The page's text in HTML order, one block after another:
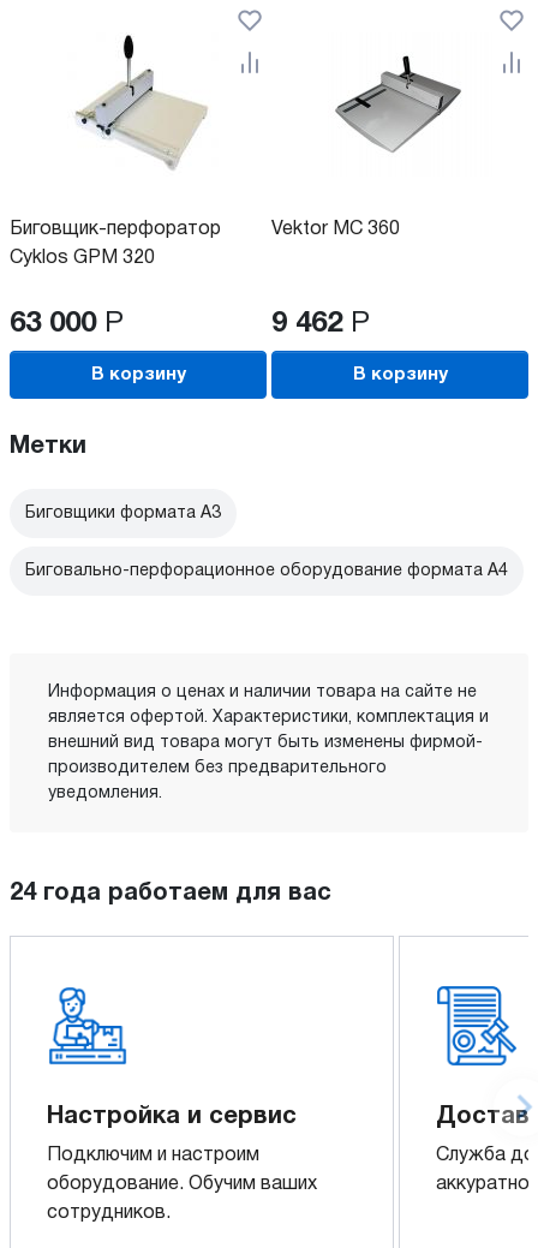
Биговщик-перфоратор
Cyklos GPM 320
63 000 Р
В корзину
Vektor MC 360
9 462 Р
В корзину
Метки
Биговщики формата А3
Биговально-перфорационное оборудование формата А4
Информация о ценах и наличии товара на сайте не
является офертой. Характеристики, комплектация и
внешний вид товара могут быть изменены фирмой-
производителем без предварительного
уведомления.
24 года работаем для вас
Настройка и сервис
Подключим и настроим
оборудование. Обучим ваших
сотрудников.
Служба
аккуратно